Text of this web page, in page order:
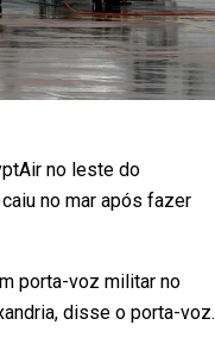
no leste do
no mar após fazer
porta-voz militar no
disse o porta-voz.